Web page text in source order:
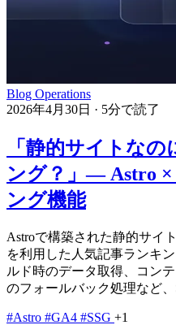
Blog Operations
2026年4月30日 · 5分で読了
「静的サイトな
ング？」— Astro
ング機能
Astroで構築された静的サイ
を利用した人気記事ランキ
ルド時のデータ取得、コン
のフォールバック処理など
#Astro #GA4 #SSG +1